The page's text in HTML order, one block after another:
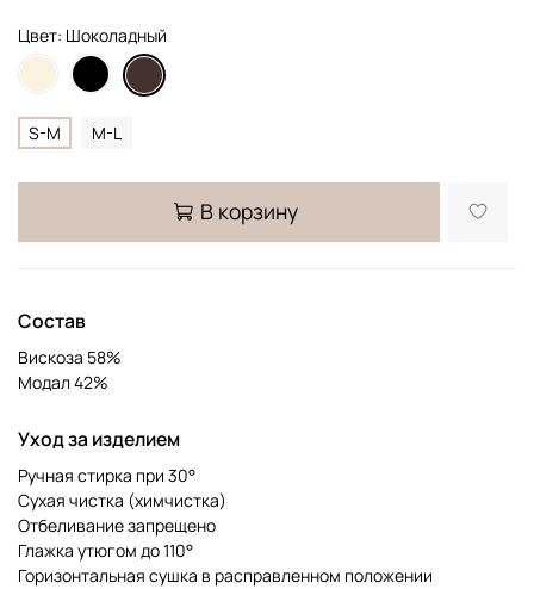
Цвет: Шоколадный
S-M M-L
В корзину
Состав
Вискоза 58%
Модал 42%
Уход за изделием
Ручная стирка при 30°
Сухая чистка (химчистка)
Отбеливание запрещено
Глажка утюгом до 110°
Горизонтальная сушка в расправленном положении